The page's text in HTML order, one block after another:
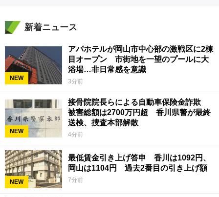
新着ニュース
NEW
アパホテルが岡山市中心部の激戦区に2棟
目オープン 市街地を一望のプールに大
浴場…非日常感を意識
3分前
NEW
接骨院院長らによる自動車保険金詐欺
被害総額は2700万円超 香川県警が最終
送検、捜査本部解散
4分前
NEW
最低賃金引き上げ答申 香川は1092円、
岡山は1104円 過去2番目の引き上げ額
7分前